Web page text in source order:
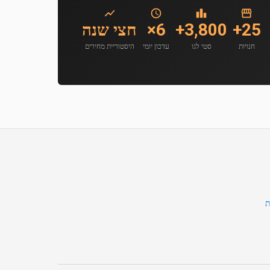
25+
חנויות
3,800+
סטי לגו
6×
עדכון יומי
חצי שנה
היסטוריית מחירים